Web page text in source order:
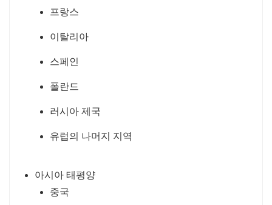
프랑스
이탈리아
스페인
폴란드
러시아 제국
유럽의 나머지 지역
아시아 태평양
중국